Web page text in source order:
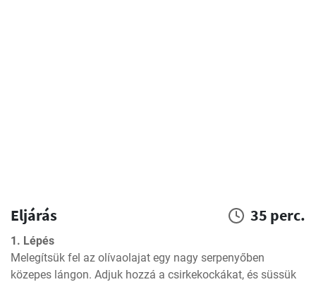
Eljárás 35 perc.
1. Lépés
Melegítsük fel az olívaolajat egy nagy serpenyőben
közepes lángon. Adjuk hozzá a csirkekockákat, és süssük